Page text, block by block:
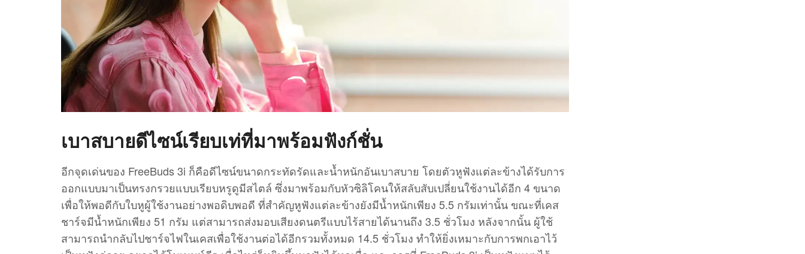
เบาสบายดีไซน์เรียบเท่ที่มาพร้อมฟังก์ชั่น
อีกจุดเด่นของ FreeBuds 3i ก็คือดีไซน์ขนาดกระทัดรัดและน้ำหนักอันเบาสบาย โดยตัวหูฟังแต่ละข้างได้รับการ
ออกแบบมาเป็นทรงกรวยแบบเรียบหรูดูมีสไตล์ ซึ่งมาพร้อมกับหัวซิลิโคนให้สลับสับเปลี่ยนใช้งานได้อีก 4 ขนาด
เพื่อให้พอดีกับใบหูผู้ใช้งานอย่างพอดิบพอดี ที่สำคัญหูฟังแต่ละข้างยังมีน้ำหนักเพียง 5.5 กรัมเท่านั้น ขณะที่เคส
ชาร์จมีน้ำหนักเพียง 51 กรัม แต่สามารถส่งมอบเสียงดนตรีแบบไร้สายได้นานถึง 3.5 ชั่วโมง หลังจากนั้น ผู้ใช้
สามารถนำกลับไปชาร์จไฟในเคสเพื่อใช้งานต่อได้อีกรวมทั้งหมด 14.5 ชั่วโมง ทำให้ยิ่งเหมาะกับการพกเอาไว้